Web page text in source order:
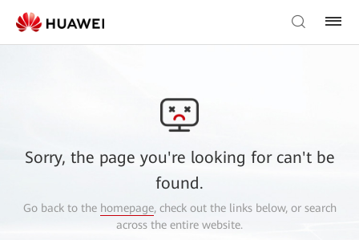
Sorry, the page you're looking for can't be
found.
Go back to the homepage, check out the links below, or search
across the entire website.